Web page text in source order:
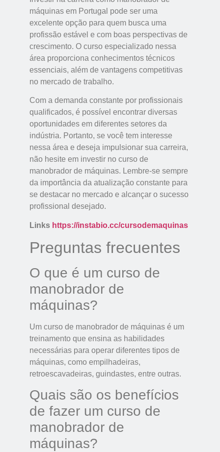
máquinas em Portugal pode ser uma
excelente opção para quem busca uma
profissão estável e com boas perspectivas de
crescimento. O curso especializado nessa
área proporciona conhecimentos técnicos
essenciais, além de vantagens competitivas
no mercado de trabalho.
Com a demanda constante por profissionais
qualificados, é possível encontrar diversas
oportunidades em diferentes setores da
indústria. Portanto, se você tem interesse
nessa área e deseja impulsionar sua carreira,
não hesite em investir no curso de
manobrador de máquinas. Lembre-se sempre
da importância da atualização constante para
se destacar no mercado e alcançar o sucesso
profissional desejado.
Links https://instabio.cc/cursodemaquinas
Preguntas frecuentes
O que é um curso de
manobrador de
máquinas?
Um curso de manobrador de máquinas é um
treinamento que ensina as habilidades
necessárias para operar diferentes tipos de
máquinas, como empilhadeiras,
retroescavadeiras, guindastes, entre outras.
Quais são os benefícios
de fazer um curso de
manobrador de
máquinas?